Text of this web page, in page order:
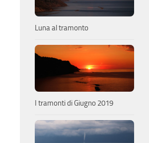
Luna al tramonto
I tramonti di Giugno 2019